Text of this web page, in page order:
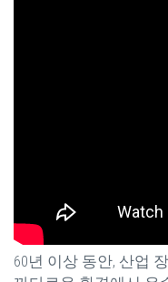
60년 이상 동안, 산업